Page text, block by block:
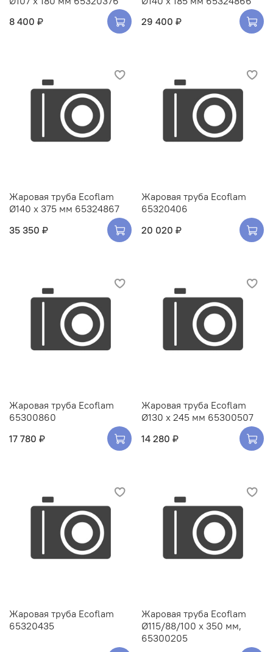
8 400 ₽
29 400 ₽
Жаровая труба Ecoflam
Ø140 x 375 мм 65324867
35 350 ₽
Жаровая труба Ecoflam
65320406
20 020 ₽
Жаровая труба Ecoflam
65300860
17 780 ₽
Жаровая труба Ecoflam
Ø130 x 245 мм 65300507
14 280 ₽
Жаровая труба Ecoflam
65320435
Жаровая труба Ecoflam
Ø115/88/100 x 350 мм,
65300205